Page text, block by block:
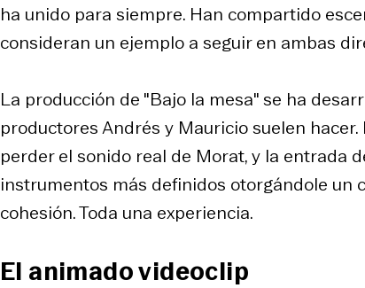
ha unido para siempre. Han compartido
consideran un ejemplo a seguir en ambas
La producción de "Bajo la mesa" se ha
productores Andrés y Mauricio suelen
perder el sonido real de Morat, y la entrada
instrumentos más definidos otorgándole un
cohesión. Toda una experiencia.
El animado videoclip